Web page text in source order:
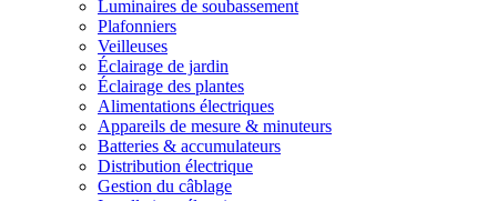
Luminaires de soubassement
Plafonniers
Veilleuses
Éclairage de jardin
Éclairage des plantes
Alimentations électriques
Appareils de mesure & minuteurs
Batteries & accumulateurs
Distribution électrique
Gestion du câblage